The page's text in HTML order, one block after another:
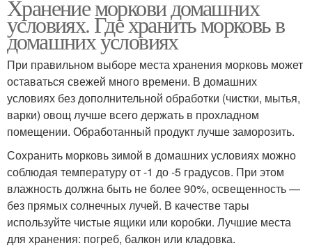
Хранение моркови домашних
условиях. Где хранить морковь в
домашних условиях
При правильном выборе места хранения морковь может
оставаться свежей много времени. В домашних
условиях без дополнительной обработки (чистки, мытья,
варки) овощ лучше всего держать в прохладном
помещении. Обработанный продукт лучше заморозить.
Сохранить морковь зимой в домашних условиях можно
соблюдая температуру от -1 до -5 градусов. При этом
влажность должна быть не более 90%, освещенность —
без прямых солнечных лучей. В качестве тары
используйте чистые ящики или коробки. Лучшие места
для хранения: погреб, балкон или кладовка.